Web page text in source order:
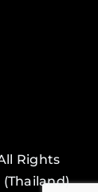
Rights
(Thailand)